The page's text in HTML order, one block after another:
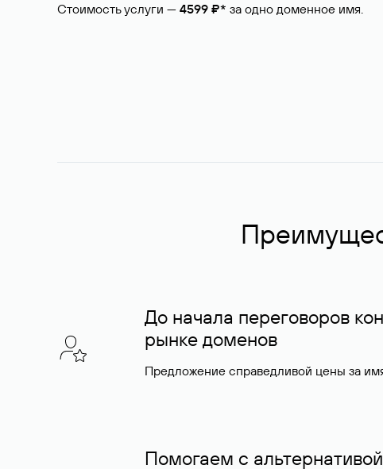
Стоимость услуги — 4599 ₽* за одно доменное имя.
До начала переговоров
рынке доменов
Предложение справедливой цены за
Помогаем с альтернативой